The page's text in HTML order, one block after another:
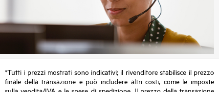
*Tutti i prezzi mostrati sono indicativi; il rivenditore stabilisce il prezzo
finale della transazione e può includere altri costi, come le imposte